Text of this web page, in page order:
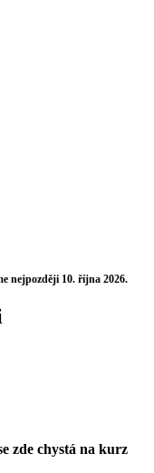
nejpozději 10. října 2026.
zde chystá na kurz